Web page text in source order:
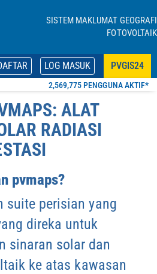
SISTEM MAKLUMAT GEOGRAFI
FOTOVOLTAIK
LOG MASUK PVGIS24
2,569,775 PENGGUNA AKTIF*
ALAT
RADIASI
pvmaps?
suite perisian yang
direka untuk
sinaran solar dan
ke atas kawasan